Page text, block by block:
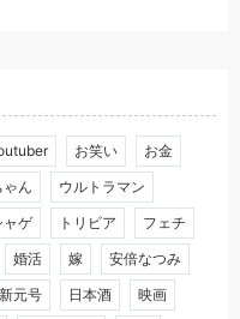
お笑い
お金
ゃん
ウルトラマン
ャゲ トリビア
フェチ
婚活 嫁
安倍なつみ
新元号 日本酒
映画